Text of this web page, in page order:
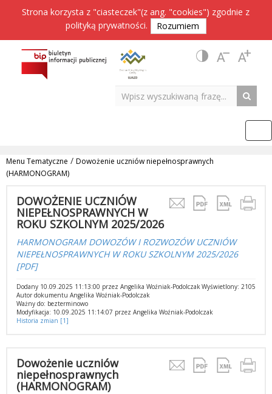
Strona korzysta z "ciasteczek"(z ang. "cookies") zgodnie z
polityką prywatności. Rozumiem
Menu Tematyczne / Dowożenie uczniów niepełnosprawnych
(HARMONOGRAM)
DOWOŻENIE UCZNIÓW
NIEPEŁNOSPRAWNYCH W
ROKU SZKOLNYM 2025/2026
HARMONOGRAM DOWOZÓW I ROZWOZÓW UCZNIÓW
NIEPEŁNOSPRAWNYCH W ROKU SZKOLNYM 2025/2026
[PDF]
Wyświetlony: 2105
Dodany 10.09.2025 11:13:00 przez Angelika Woźniak-Podolczak
Autor dokumentu Angelika Woźniak-Podolczak
Ważny do: bezterminowo
Modyfikacja: 10.09.2025 11:14:07 przez Angelika Woźniak-Podolczak
Historia zmian [1]
Dowożenie uczniów
niepełnosprawnych
(HARMONOGRAM)